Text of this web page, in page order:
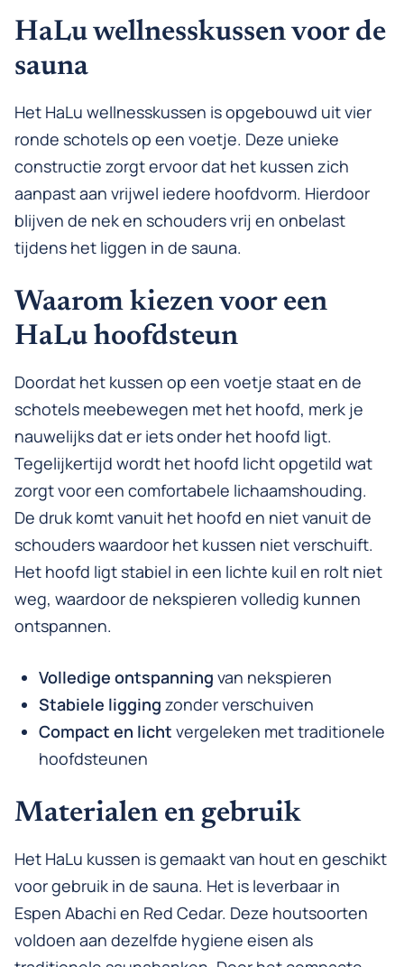
HaLu wellnesskussen voor de
sauna
Het HaLu wellnesskussen is opgebouwd uit vier
ronde schotels op een voetje. Deze unieke
constructie zorgt ervoor dat het kussen zich
aanpast aan vrijwel iedere hoofdvorm. Hierdoor
blijven de nek en schouders vrij en onbelast
tijdens het liggen in de sauna.
Waarom kiezen voor een
HaLu hoofdsteun
Doordat het kussen op een voetje staat en de
schotels meebewegen met het hoofd, merk je
nauwelijks dat er iets onder het hoofd ligt.
Tegelijkertijd wordt het hoofd licht opgetild wat
zorgt voor een comfortabele lichaamshouding.
De druk komt vanuit het hoofd en niet vanuit de
schouders waardoor het kussen niet verschuift.
Het hoofd ligt stabiel in een lichte kuil en rolt niet
weg, waardoor de nekspieren volledig kunnen
ontspannen.
Volledige ontspanning van nekspieren
Stabiele ligging zonder verschuiven
Compact en licht vergeleken met traditionele
hoofdsteunen
Materialen en gebruik
Het HaLu kussen is gemaakt van hout en geschikt
voor gebruik in de sauna. Het is leverbaar in
Espen Abachi en Red Cedar. Deze houtsoorten
voldoen aan dezelfde hygiene eisen als